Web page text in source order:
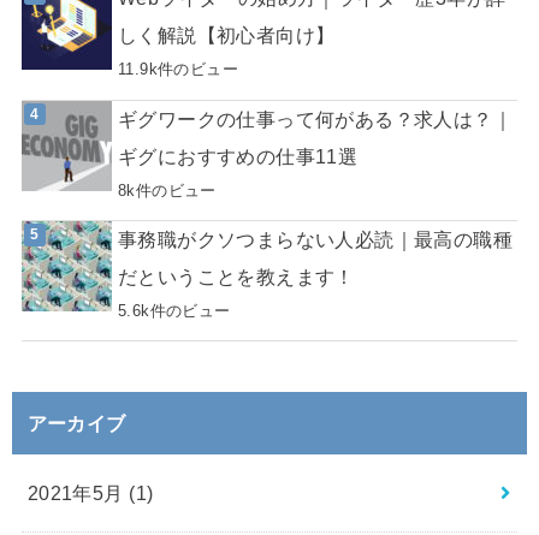
しく解説【初心者向け】
11.9k件のビュー
ギグワークの仕事って何がある？求人は？｜
ギグにおすすめの仕事11選
8k件のビュー
事務職がクソつまらない人必読｜最高の職種
だということを教えます！
5.6k件のビュー
アーカイブ
2021年5月 (1)